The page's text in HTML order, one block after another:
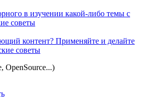
в изучении какой-либо темы с
советы
контент? Применяйте и делайте
советы
OpenSource...)